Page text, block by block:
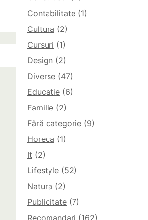
Contabilitate (1)
Cultura (2)
Cursuri (1)
Design (2)
Diverse (47)
Educatie (6)
Familie (2)
Fără categorie (9)
Horeca (1)
It (2)
Lifestyle (52)
Natura (2)
Publicitate (7)
Recomandari (162)